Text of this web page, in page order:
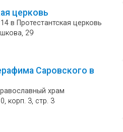
церковь
в Протестантская церковь
29
Саровского в
храм
корп. 3, стр. 3